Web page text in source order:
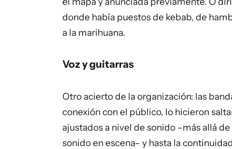
donde había puestos de kebab, de
a la marihuana.
Voz y guitarras
Otro acierto de la organización: las
conexión con el público, lo hicieron
ajustados a nivel de sonido –más allá
sonido en escena– y hasta la